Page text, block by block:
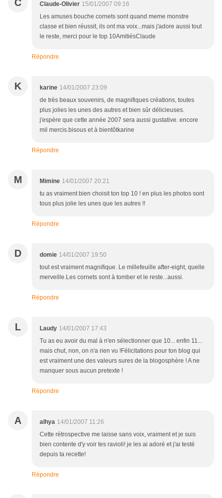
C Claude-Olivier 15/01/2007 09:16
Les amuses bouche cornets sont quand meme monstre
classe et bien réussit, ils ont ma voix...mais j'adore aussi tout
le reste, merci pour le top 10AmitiésClaude
Répondre
K karine 14/01/2007 23:09
de très beaux souvenirs, de magnifiques créations, toutes
plus jolies les unes des autres et bien sûr délicieuses.
j'espère que cette année 2007 sera aussi gustative. encore
mil mercis.bisous et à bientôtkarine
Répondre
M Mimine 14/01/2007 20:21
tu as vraiment bien choisit ton top 10 ! en plus les photos sont
tous plus jolie les unes que les autres !!
Répondre
D domie 14/01/2007 19:50
tout est vraiment magnifique. Le millefeuille after-eight, quelle
merveille.Les cornets sont à tomber et le reste...aussi.
Répondre
L Laudy 14/01/2007 17:43
Tu as eu avoir du mal à n'en sélectionner que 10... enfin 11...
mais chut, non, on n'a rien vu !Félicitations pour ton blog qui
est vraiment une des valeurs sures de la blogosphère ! A ne
manquer sous aucun pretexte !
Répondre
A alhya 14/01/2007 11:26
Cette rétrospective me laisse sans voix, vraiment et je suis
bien contente d'y voir tes ravioli! je les ai adoré et j'ai testé
depuis ta recette!
Répondre